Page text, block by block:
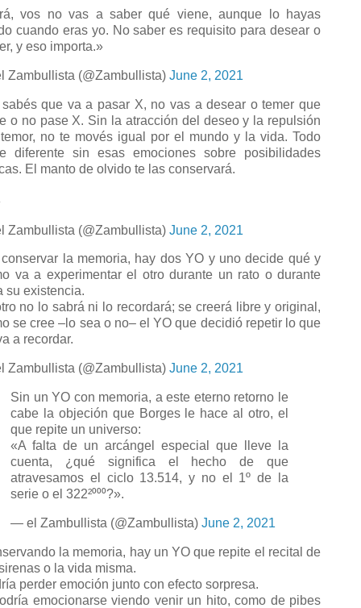
vos no vas a saber qué viene, aunque lo hayas
cuando eras yo. No saber es requisito para desear o
y eso importa.»
Zambullista (@Zambullista) June 2, 2021
que va a pasar X, no vas a desear o temer que
o no pase X. Sin la atracción del deseo y la repulsión
no te movés igual por el mundo y la vida. Todo
diferente sin esas emociones sobre posibilidades
El manto de olvido te las conservará.
Zambullista (@Zambullista) June 2, 2021
la memoria, hay dos YO y uno decide qué y
va a experimentar el otro durante un rato o durante
su existencia.
no lo sabrá ni lo recordará; se creerá libre y original,
se cree –lo sea o no– el YO que decidió repetir lo que
a recordar.
Zambullista (@Zambullista) June 2, 2021
Sin un YO con memoria, a este eterno retorno le
cabe la objeción que Borges le hace al otro, el
que repite un universo:
«A falta de un arcángel especial que lleve la
cuenta, ¿qué significa el hecho de que
atravesamos el ciclo 13.514, y no el 1º de la
serie o el 322²⁰⁰⁰?».
— el Zambullista (@Zambullista) June 2, 2021
la memoria, hay un YO que repite el recital de
o la vida misma.
perder emoción junto con efecto sorpresa.
emocionarse viendo venir un hito, como de pibes